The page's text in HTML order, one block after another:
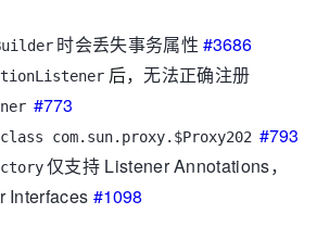
时会丢失事务属性#3686
后，无法正确注册
#773
com.sun.proxy.$Proxy202 #793
仅支持 Listener Annotations，
Interfaces #1098